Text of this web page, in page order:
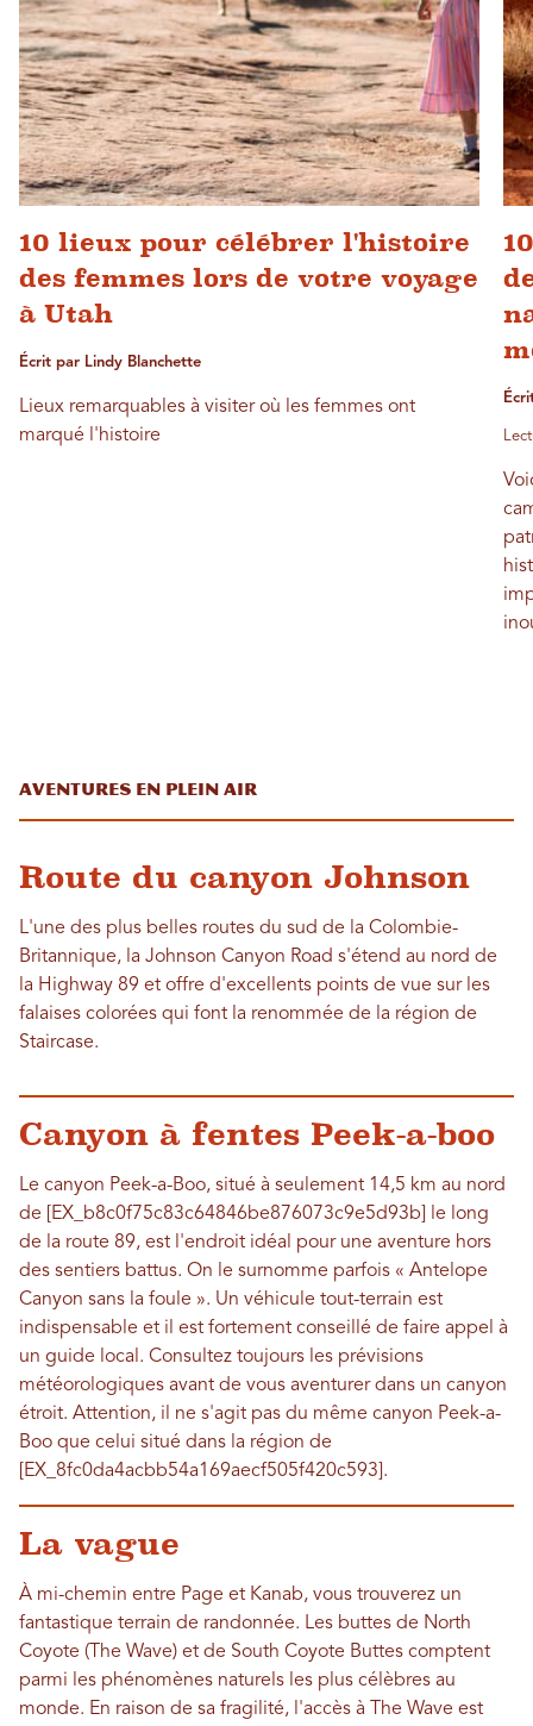
10 lieux pour célébrer l'histoire
des femmes lors de votre voyage
à Utah
Écrit par Lindy Blanchette
Lieux remarquables à visiter où les femmes ont
marqué l'histoire
Aventures en plein air
Route du canyon Johnson
L'une des plus belles routes du sud de la Colombie-
Britannique, la Johnson Canyon Road s'étend au nord de
la Highway 89 et offre d'excellents points de vue sur les
falaises colorées qui font la renommée de la région de
Staircase.
Canyon à fentes Peek-a-boo
Le canyon Peek-a-Boo, situé à seulement 14,5 km au nord
de [EX_b8c0f75c83c64846be876073c9e5d93b] le long
de la route 89, est l'endroit idéal pour une aventure hors
des sentiers battus. On le surnomme parfois « Antelope
Canyon sans la foule ». Un véhicule tout-terrain est
indispensable et il est fortement conseillé de faire appel à
un guide local. Consultez toujours les prévisions
météorologiques avant de vous aventurer dans un canyon
étroit. Attention, il ne s'agit pas du même canyon Peek-a-
Boo que celui situé dans la région de
[EX_8fc0da4acbb54a169aecf505f420c593].
La vague
À mi-chemin entre Page et Kanab, vous trouverez un
fantastique terrain de randonnée. Les buttes de North
Coyote (The Wave) et de South Coyote Buttes comptent
parmi les phénomènes naturels les plus célèbres au
monde. En raison de sa fragilité, l'accès à The Wave est